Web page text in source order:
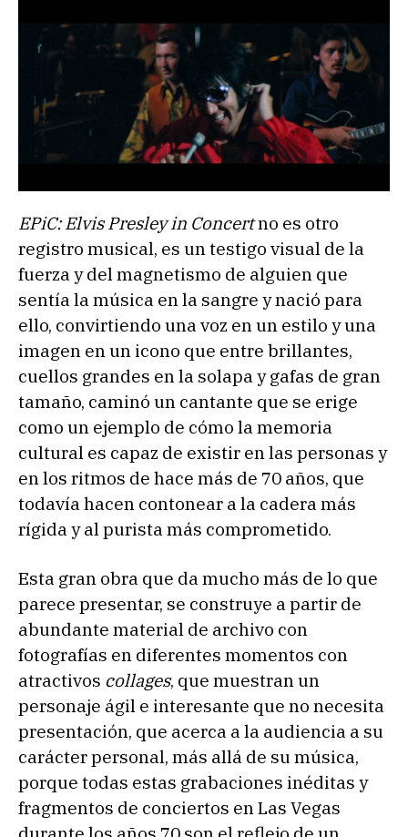
EPiC: Elvis Presley in Concertno es otro
registro musical, es un testigo visual de la
fuerza y del magnetismo de alguien que
sentía la música en la sangre y nació para
ello, convirtiendo una voz en un estilo y una
imagen en un icono que entre brillantes,
cuellos grandes en la solapa y gafas de gran
tamaño, caminó un cantante que se erige
como un ejemplo de cómo la memoria
cultural es capaz de existir en las personas y
en los ritmos de hace más de 70 años, que
todavía hacen contonear a la cadera más
rígida y al purista más comprometido.
Esta gran obra que da mucho más de lo que
parece presentar, se construye a partir de
abundante material de archivo con
fotografías en diferentes momentos con
atractivos collages, que muestran un
personaje ágil e interesante que no necesita
presentación, que acerca a la audiencia a su
carácter personal, más allá de su música,
porque todas estas grabaciones inéditas y
fragmentos de conciertos en Las Vegas